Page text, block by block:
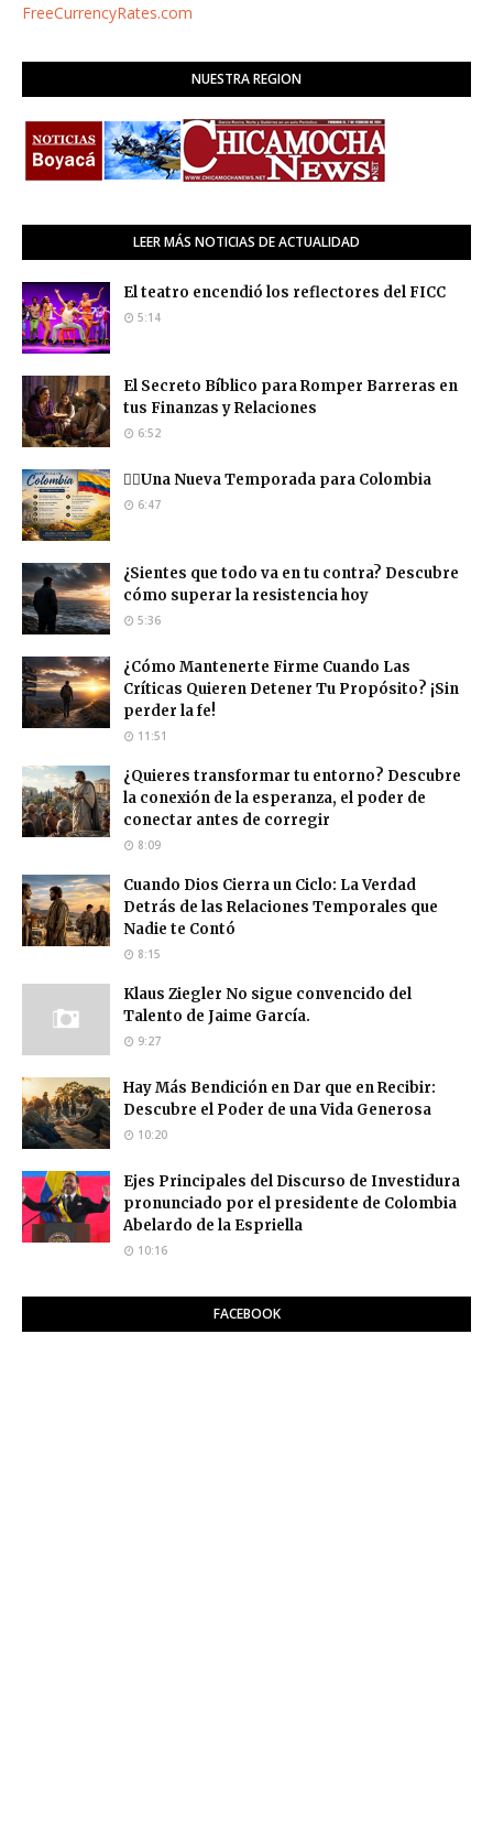
FreeCurrencyRates.com
NUESTRA REGION
LEER MÁS NOTICIAS DE ACTUALIDAD
El teatro encendió los reflectores del FICC
5:14
El Secreto Bíblico para Romper Barreras en
tus Finanzas y Relaciones
6:52
❤️‍🔥Una Nueva Temporada para Colombia
6:47
¿Sientes que todo va en tu contra? Descubre
cómo superar la resistencia hoy
5:36
¿Cómo Mantenerte Firme Cuando Las
Críticas Quieren Detener Tu Propósito? ¡Sin
perder la fe!
11:51
¿Quieres transformar tu entorno? Descubre
la conexión de la esperanza, el poder de
conectar antes de corregir
8:09
Cuando Dios Cierra un Ciclo: La Verdad
Detrás de las Relaciones Temporales que
Nadie te Contó
8:15
Klaus Ziegler No sigue convencido del
Talento de Jaime García.
9:27
Hay Más Bendición en Dar que en Recibir:
Descubre el Poder de una Vida Generosa
10:20
Ejes Principales del Discurso de Investidura
pronunciado por el presidente de Colombia
Abelardo de la Espriella
10:16
FACEBOOK